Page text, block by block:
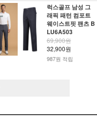
럭스골프 남성 그
래픽 패턴 컴포트
웨이스트핏 팬츠 B
LU6A503
69,900원
32,900원
987원 적립